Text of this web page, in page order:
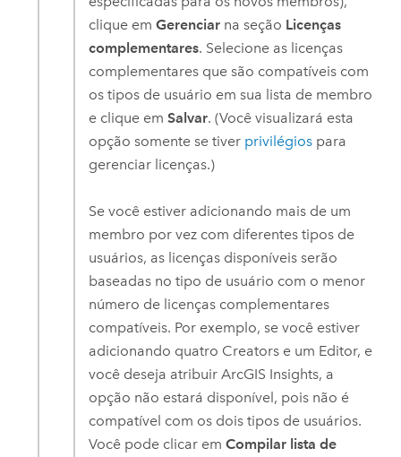
clique emGerenciar na seção Licenças
complementares. Selecione as licenças
complementares que são compatíveis com
os tipos de usuário em sua lista de membro
e clique emSalvar. (Você visualizará esta
opção somente se tiver privilégios para
gerenciar licenças.)
Se você estiver adicionando mais de um
membro por vez com diferentes tipos de
usuários, as licenças disponíveis serão
baseadas no tipo de usuário com o menor
número de licenças complementares
compatíveis. Por exemplo, se você estiver
adicionando quatro Creators e um Editor, e
você deseja atribuirArcGIS Insights, a
opção não estará disponível, pois não é
compatível com os dois tipos de usuários.
Você pode clicar emCompilar lista de